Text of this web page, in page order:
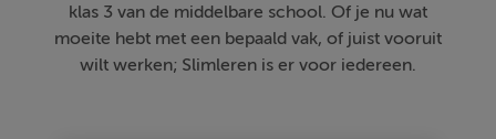
klas 3 van de middelbare school. Of je nu wat
moeite hebt met een bepaald vak, of juist vooruit
wilt werken; Slimleren is er voor iedereen.